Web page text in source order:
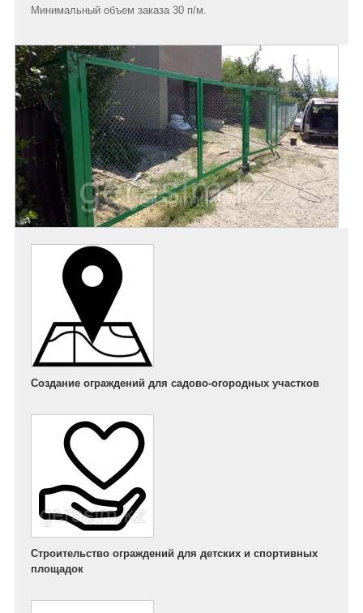
Минимальный объем заказа 30 п/м.
Создание ограждений для садово-огородных участков
Строительство ограждений для детских и спортивных
площадок